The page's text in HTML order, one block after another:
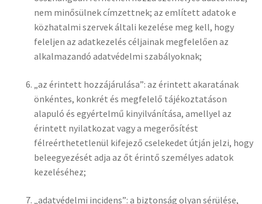
nem minősülnek címzettnek; az említett adatok e
közhatalmi szervek általi kezelése meg kell, hogy
feleljen az adatkezelés céljainak megfelelően az
alkalmazandó adatvédelmi szabályoknak;
„az érintett hozzájárulása”: az érintett akaratának
önkéntes, konkrét és megfelelő tájékoztatáson
alapuló és egyértelmű kinyilvánítása, amellyel az
érintett nyilatkozat vagy a megerősítést
félreérthetetlenül kifejező cselekedet útján jelzi, hogy
beleegyezését adja az őt érintő személyes adatok
kezeléséhez;
„adatvédelmi incidens”: a biztonság olyan sérülése,